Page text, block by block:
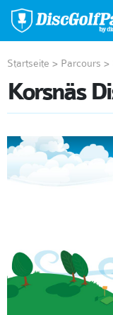
Startseite > Parcours >
Korsnäs